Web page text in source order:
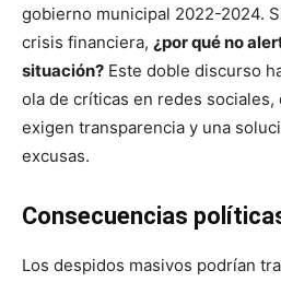
gobierno municipal 2022-2024.
crisis financiera, ¿por qué no
situación? Este doble discurso
ola de críticas en redes sociales,
exigen transparencia y una
excusas.
Consecuencias
Los despidos masivos podrían